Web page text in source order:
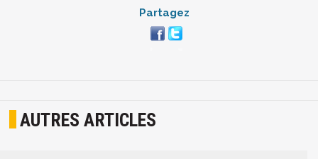
Partagez
AUTRES ARTICLES